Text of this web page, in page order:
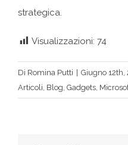
strategica.
Visualizzazioni: 74
Di Romina Putti Giugno 12th,
Articoli, Blog, Gadgets,